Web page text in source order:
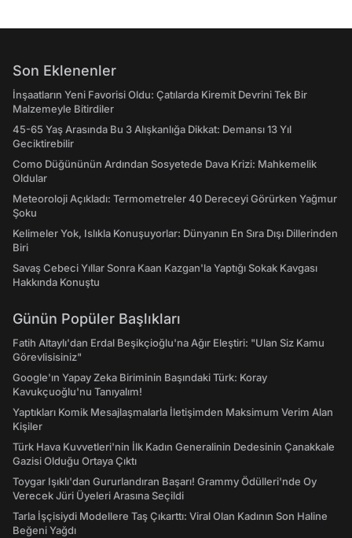
Son Eklenenler
İnşaatların Yeni Favorisi Oldu: Çatılarda Kiremit Devrini Tek Bir
Malzemeyle Bitirdiler
45-65 Yaş Arasında Bu 3 Alışkanlığa Dikkat: Demansı 13 Yıl
Geciktirebilir
Como Düğününün Ardından Sosyetede Dava Krizi: Mahkemelik
Oldular
Meteoroloji Açıkladı: Termometreler 40 Dereceyi Görürken Yağmur
Şoku
Kelimeler Yok, Islıkla Konuşuyorlar: Dünyanın En Sıra Dışı Dillerinden
Biri
Savaş Cebeci Yıllar Sonra Kaan Kazgan'la Yaptığı Sokak Kavgası
Hakkında Konuştu
Günün Popüler Başlıkları
Fatih Altaylı'dan Erdal Beşikçioğlu'na Ağır Eleştiri: "Ulan Siz Kamu
Görevlisisiniz"
Google'ın Yapay Zeka Biriminin Başındaki Türk: Koray
Kavukçuoğlu'nu Tanıyalım!
Yaptıkları Komik Mesajlaşmalarla İletişimden Maksimum Verim Alan
Kişiler
Türk Hava Kuvvetleri'nin İlk Kadın Generalinin Dedesinin Çanakkale
Gazisi Olduğu Ortaya Çıktı
Toygar Işıklı'dan Gururlandıran Başarı! Grammy Ödülleri'nde Oy
Verecek Jüri Üyeleri Arasına Seçildi
Tarla İşçisiydi Modellere Taş Çıkarttı: Viral Olan Kadının Son Haline
Beğeni Yağdı